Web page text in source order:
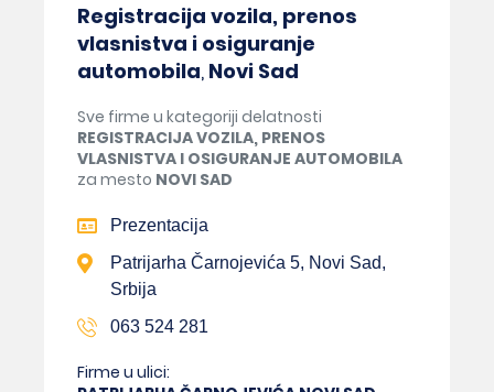
Registracija vozila, prenos
vlasnistva i osiguranje
automobila, Novi Sad
Sve firme u kategoriji delatnosti
REGISTRACIJA VOZILA, PRENOS
VLASNISTVA I OSIGURANJE AUTOMOBILA
za mesto NOVI SAD
Prezentacija
Patrijarha Čarnojevića 5, Novi Sad,
Srbija
063 524 281
Firme u ulici: